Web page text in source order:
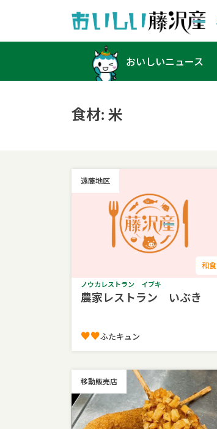
Main Navigation
おいしいニュース
食材: 米
遠藤地区
和食
ノウカレストラン イブキ
農家レストラン いぶき
♥♥︎ふたキュン
移動販売店